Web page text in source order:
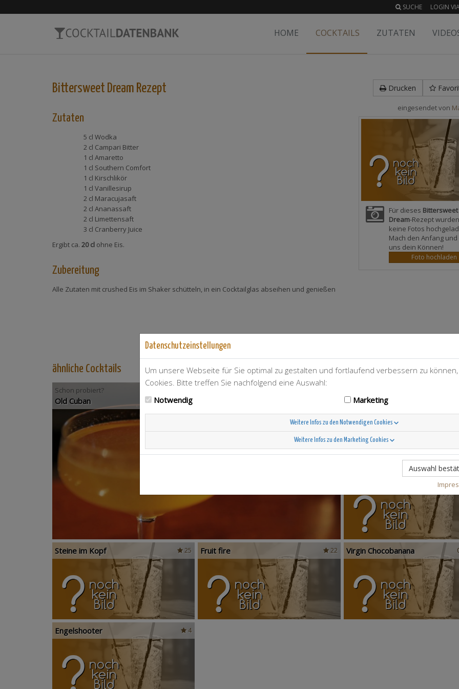
SUCHE LOGIN
HOME COCKTAILS ZUTATEN
Drucken
Bittersweet Dream Rezept
eingesendet von
Für dieses Bittersweet
Dream-Rezept
keine Fotos
Mach den Anfang und
uns dein Können!
Foto hochladen
Zutaten
5 cl Wodka
2 cl Campari Bitter
1 cl Amaretto
1 cl Southern Comfort
1 cl Kirschlikör
1 cl Vanillesirup
2 cl Maracujasaft
2 cl Ananassaft
2 cl Limettensaft
3 cl Cranberry Juice
Ergibt ca. 20 cl ohne Eis.
Zubereitung
Alle Zutaten mit crushed Eis im Shaker schütteln, in ein Cocktailglas abseihen und genießen
ähnliche Cocktails
Schon probiert?
Old Cuban
Scandinavian Sunshine
25
Steine im Kopf 22
Fruit fire Virgin Chocobanana
4
Engelshooter
Datenschutzeinstellungen
Um unsere Webseite für Sie optimal zu gestalten und fortlaufend verbessern zu
Cookies. Bitte treffen Sie nachfolgend eine Auswahl:
Notwendig
Marketing
Weitere Infos zu den Notwendigen Cookies
Weitere Infos zu den Marketing Cookies
Auswahl